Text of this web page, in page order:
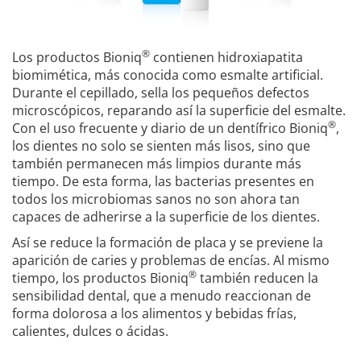
Los productos Bioniq® contienen hidroxiapatita
biomimética, más conocida como esmalte artificial.
Durante el cepillado, sella los pequeños defectos
microscópicos, reparando así la superficie del esmalte.
Con el uso frecuente y diario de un dentífrico Bioniq®,
los dientes no solo se sienten más lisos, sino que
también permanecen más limpios durante más
tiempo. De esta forma, las bacterias presentes en
todos los microbiomas sanos no son ahora tan
capaces de adherirse a la superficie de los dientes.
Así se reduce la formación de placa y se previene la
aparición de caries y problemas de encías. Al mismo
tiempo, los productos Bioniq® también reducen la
sensibilidad dental, que a menudo reaccionan de
forma dolorosa a los alimentos y bebidas frías,
calientes, dulces o ácidas.